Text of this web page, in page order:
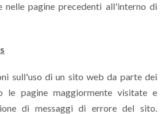
nelle pagine precedenti all'interno di
sull'uso di un sito web da parte dei
le pagine maggiormente visitate e
di messaggi di errore del sito.